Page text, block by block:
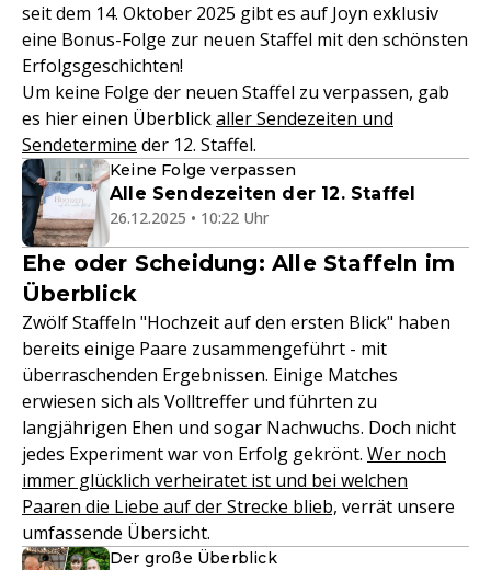
seit dem 14. Oktober 2025 gibt es auf Joyn exklusiv
eine Bonus-Folge zur neuen Staffel mit den schönsten
Erfolgsgeschichten!
Um keine Folge der neuen Staffel zu verpassen, gab
es hier einen Überblickaller Sendezeiten und
Sendetermine der 12. Staffel.
Keine Folge verpassen
Alle Sendezeiten der 12. Staffel
26.12.2025 • 10:22 Uhr
Ehe oder Scheidung: Alle Staffeln im
Überblick
Zwölf Staffeln "Hochzeit auf den ersten Blick" haben
bereits einige Paare zusammengeführt - mit
überraschenden Ergebnissen. Einige Matches
erwiesen sich als Volltreffer und führten zu
langjährigen Ehen und sogar Nachwuchs. Doch nicht
jedes Experiment war von Erfolg gekrönt. Wer noch
immer glücklich verheiratet ist und bei welchen
Paaren die Liebe auf der Strecke blieb, verrät unsere
umfassende Übersicht.
Der große Überblick